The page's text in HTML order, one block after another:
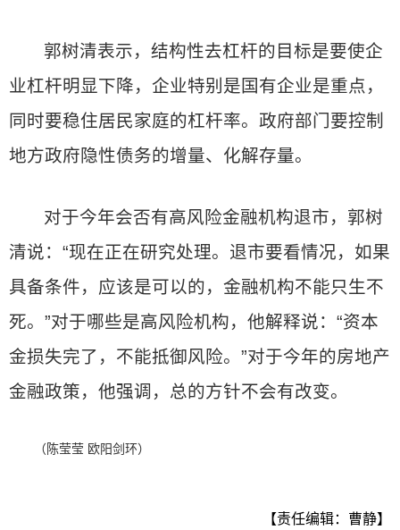
郭树清表示，结构性去杠杆的目标是要使企
业杠杆明显下降，企业特别是国有企业是重点，
同时要稳住居民家庭的杠杆率。政府部门要控制
地方政府隐性债务的增量、化解存量。
对于今年会否有高风险金融机构退市，郭树
清说：“现在正在研究处理。退市要看情况，如果
具备条件，应该是可以的，金融机构不能只生不
死。”对于哪些是高风险机构，他解释说：“资本
金损失完了，不能抵御风险。”对于今年的房地产
金融政策，他强调，总的方针不会有改变。
（陈莹莹 欧阳剑环）
【责任编辑：曹静】